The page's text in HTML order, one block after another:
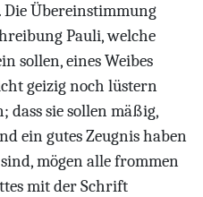
Die Übereinstimmung
Pauli, welche
sollen, eines Weibes
geizig noch lüstern
dass sie sollen mäßig,
ein gutes Zeugnis haben
mögen alle frommen
mit der Schrift